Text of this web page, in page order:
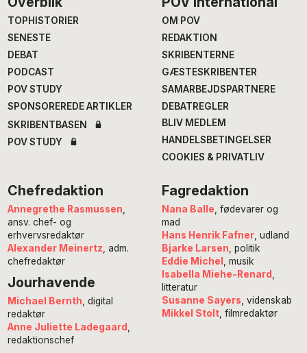
Footer
TOPHISTORIER
SENESTE
DEBAT
PODCAST
POV STUDY
SPONSOREREDE ARTIKLER
SKRIBENTBASEN
POV STUDY
OM POV
REDAKTION
SKRIBENTERNE
GÆSTESKRIBENTER
SAMARBEJDSPARTNERE
DEBATREGLER
BLIV MEDLEM
HANDELSBETINGELSER
COOKIES & PRIVATLIV
Chefredaktion
Annegrethe Rasmussen
ansv. chef- og
erhvervsredaktør
Alexander Meinertz , adm.
chefredaktør
Jourhavende
Michael Bernth , digital
redaktør
Anne Juliette Ladegaard
redaktionschef
Fagredaktion
Nana Balle , fødevarer og
mad
Hans Henrik Fafner, udland
Bjarke Larsen , politik
Eddie Michel
, musik
Isabella Miehe-Renard
litteratur
Susanne Sayers , videnskab
Mikkel Stolt, filmredaktør